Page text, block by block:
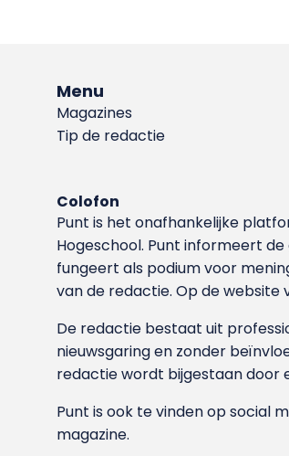
Menu
Magazines
Tip de redactie
Colofon
Punt is het onafhankelijke
Hoge­school. Punt informeert
fungeert als podium voor
van de redactie. Op de
De redactie bestaat uit
nieuwsgaring en zonder
redactie wordt bijgestaan door
Punt is ook te vinden op social
magazine.